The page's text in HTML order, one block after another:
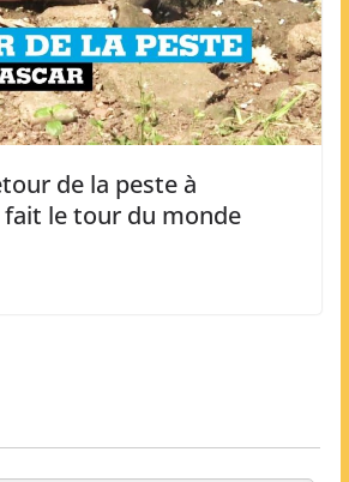
de la peste à
fait le tour du monde